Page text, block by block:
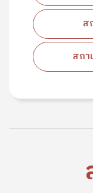
ส
สถา